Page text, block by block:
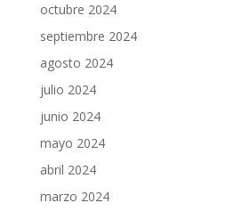
octubre 2024
septiembre 2024
agosto 2024
julio 2024
junio 2024
mayo 2024
abril 2024
marzo 2024